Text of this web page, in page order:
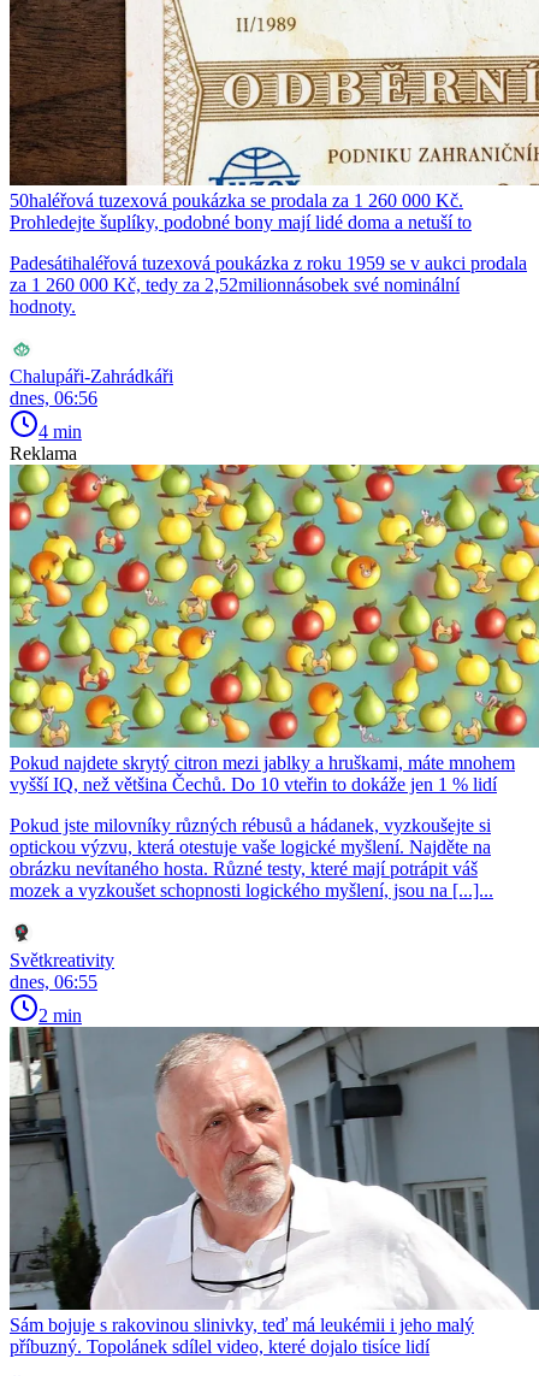
50haléřová tuzexová poukázka se prodala za 1 260 000 Kč.
Prohledejte šuplíky, podobné bony mají lidé doma a netuší to
Padesátihaléřová tuzexová poukázka z roku 1959 se v aukci prodala
za 1 260 000 Kč, tedy za 2,52milionnásobek své nominální
hodnoty.
Chalupáři-Zahrádkáři
dnes, 06:56
4 min
Reklama
Pokud najdete skrytý citron mezi jablky a hruškami, máte mnohem
vyšší IQ, než většina Čechů. Do 10 vteřin to dokáže jen 1 % lidí
Pokud jste milovníky různých rébusů a hádanek, vyzkoušejte si
optickou výzvu, která otestuje vaše logické myšlení. Najděte na
obrázku nevítaného hosta. Různé testy, které mají potrápit váš
mozek a vyzkoušet schopnosti logického myšlení, jsou na [...]...
Světkreativity
dnes, 06:55
2 min
Sám bojuje s rakovinou slinivky, teď má leukémii i jeho malý
příbuzný. Topolánek sdílel video, které dojalo tisíce lidí